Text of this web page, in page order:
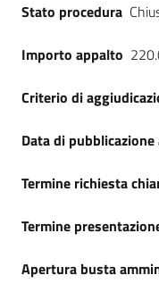
English
site
su
Stato procedura
Importo appalto
Criterio di
Data di
Termine richiesta
Termine
Apertura busta